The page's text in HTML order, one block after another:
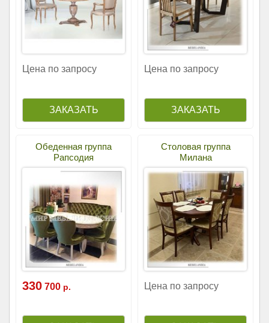
Цена по запросу Цена по запросу
Обеденная группа
Рапсодия
330 700 р.
Столовая группа
Милана
Цена по запросу